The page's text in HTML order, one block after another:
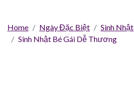
Home Ngày Đặc Biệt
Sinh Nhật
Sinh Nhật Bé Gái Dễ Thương